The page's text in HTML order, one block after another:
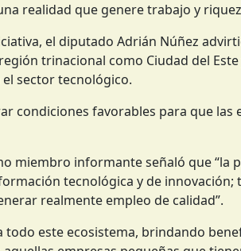
realidad que genere trabajo y
el diputado Adrián Núñez
trinacional como Ciudad del
sector tecnológico.
condiciones favorables para que las
miembro informante señaló que “la
tecnológica y de
realmente empleo de calidad”.
todo este ecosistema, brindando